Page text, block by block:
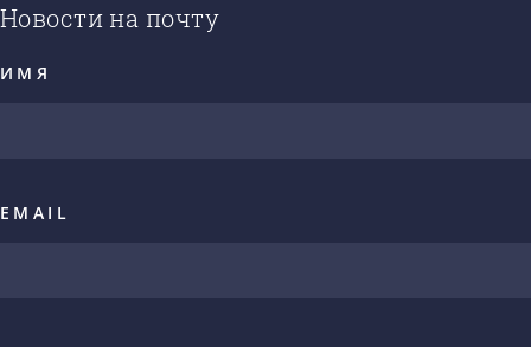
Новости на почту
ИМЯ
EMAIL